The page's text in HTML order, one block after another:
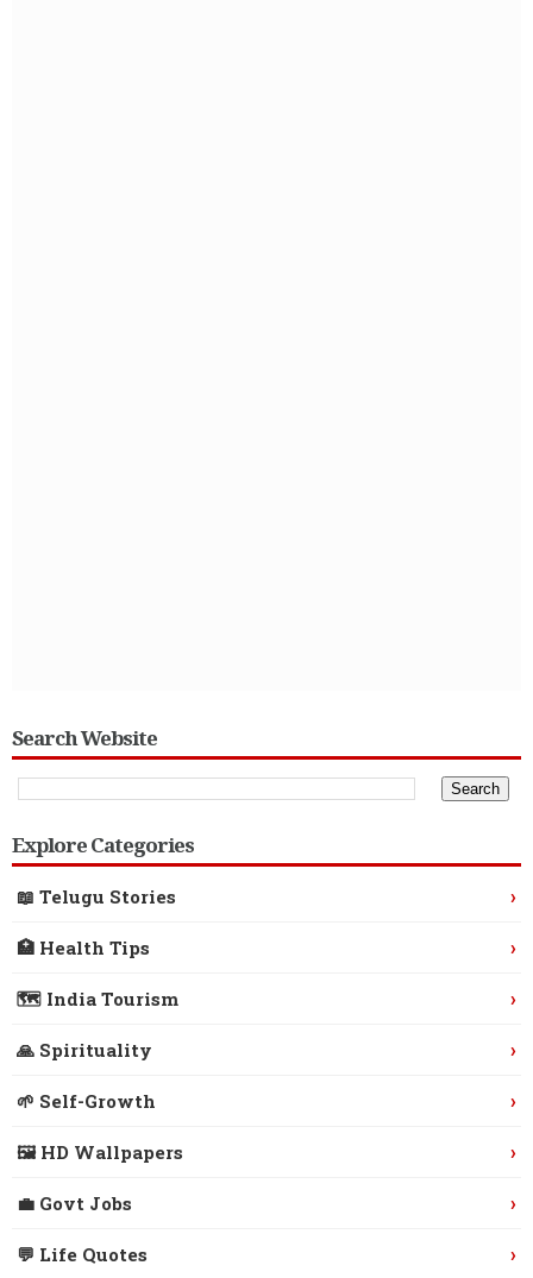
Search Website
Explore Categories
📖 Telugu Stories ›
🏥 Health Tips ›
🗺️ India Tourism ›
🙏 Spirituality ›
🌱 Self-Growth ›
🖼️ HD Wallpapers ›
💼 Govt Jobs ›
💬 Life Quotes ›